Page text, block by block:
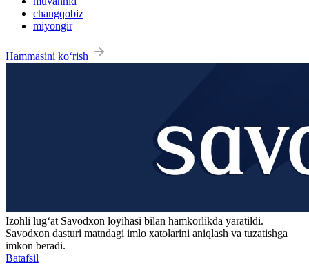
changqobiz
miyongir
Hammasini ko‘rish
Izohli lugʻat Savodxon loyihasi bilan hamkorlikda yaratildi.
Savodxon dasturi matndagi imlo xatolarini aniqlash va tuzatishga
imkon beradi.
Batafsil